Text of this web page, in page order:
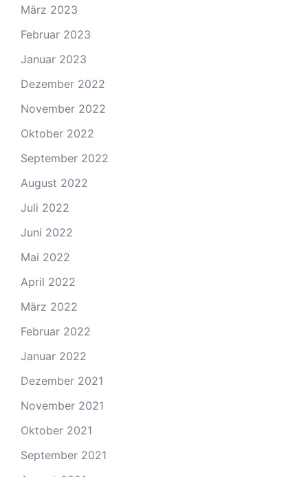
März 2023
Februar 2023
Januar 2023
Dezember 2022
November 2022
Oktober 2022
September 2022
August 2022
Juli 2022
Juni 2022
Mai 2022
April 2022
März 2022
Februar 2022
Januar 2022
Dezember 2021
November 2021
Oktober 2021
September 2021